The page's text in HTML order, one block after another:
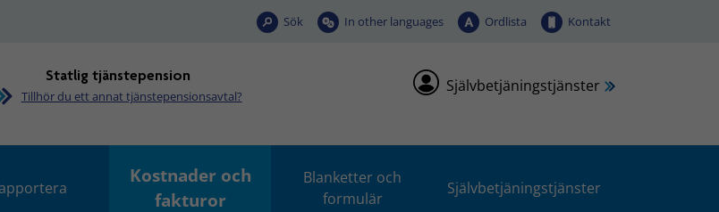
Sök In other languages Ordlista Kontakt
Statlig tjänstepension
Tillhör du ett annat tjänstepensionsavtal?
Självbetjäningstjänster
Kostnader och
fakturor
Blanketter och
formulär
Självbetjäningstjänster